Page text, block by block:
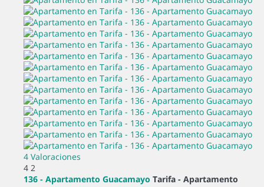
4 Valoraciones
4 2
136 - Apartamento Guacamayo Tarifa - Apartamento